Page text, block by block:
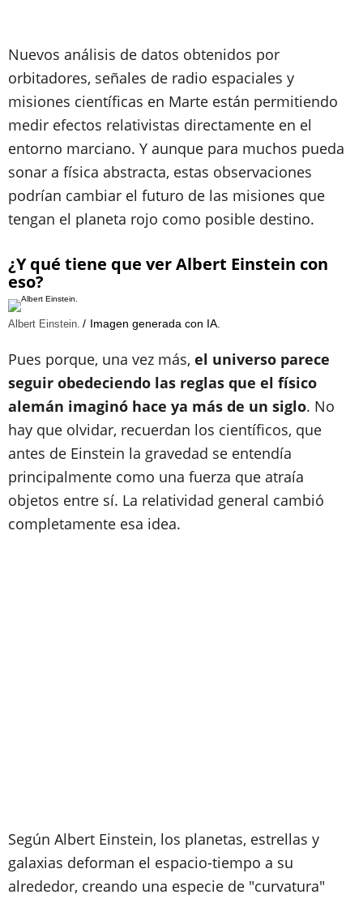
Nuevos análisis de datos obtenidos por
orbitadores, señales de radio espaciales y
misiones científicas en Marte están permitiendo
medir efectos relativistas directamente en el
entorno marciano. Y aunque para muchos pueda
sonar a física abstracta, estas observaciones
podrían cambiar el futuro de las misiones que
tengan el planeta rojo como posible destino.
¿Y qué tiene que ver Albert Einstein con
eso?
Albert Einstein. Imagen generada con IA.
Pues porque, una vez más, el universo parece
seguir obedeciendo las reglas que el físico
alemán imaginó hace ya más de un siglo. No
hay que olvidar, recuerdan los científicos, que
antes de Einstein la gravedad se entendía
principalmente como una fuerza que atraía
objetos entre sí. La relatividad general cambió
completamente esa idea.
Según Albert Einstein, los planetas, estrellas y
galaxias deforman el espacio-tiempo a su
alrededor, creando una especie de "curvatura"